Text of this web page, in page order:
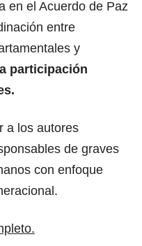
en el Acuerdo de Paz
entre
y
participación
a los autores
de graves
con enfoque